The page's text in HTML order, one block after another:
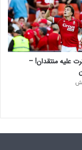
علیه منتقدان! –